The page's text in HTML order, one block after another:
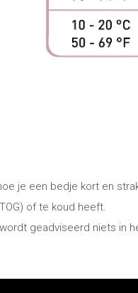
je een bedje kort en
of te koud heeft.
geadviseerd niets in